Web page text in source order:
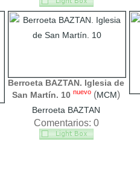
Berroeta BAZTAN. Iglesia de
San Martín. 10 nuevo (MCM)
Berroeta BAZTAN
Comentarios: 0